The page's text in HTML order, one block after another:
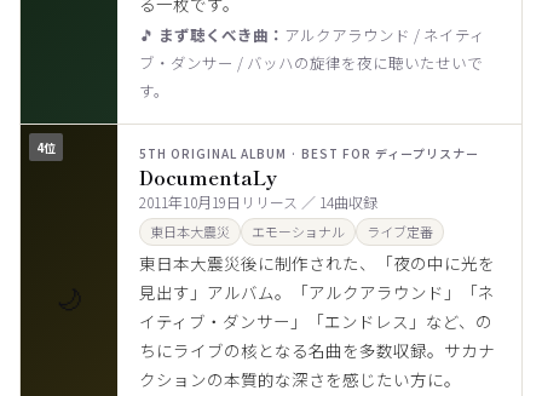
🎵 まず聴くべき曲： アルクアラウンド / ネイティ
ブ・ダンサー / バッハの旋律を夜に聴いたせいで
す。
4位
🌙
5TH ORIGINAL ALBUM · BEST FOR ディープリスナー
DocumentaLy
2011年10月19日リリース ／ 14曲収録
東日本大震災 エモーショナル ライブ定番
東日本大震災後に制作された、「夜の中に光を
見出す」アルバム。「アルクアラウンド」「ネ
イティブ・ダンサー」「エンドレス」など、の
ちにライブの核となる名曲を多数収録。サカナ
クションの本質的な深さを感じたい方に。